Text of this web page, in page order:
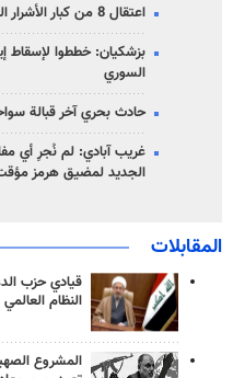
اعتقال 8 من كبار الأشرار المسلحين ومنتسبي الجماعات الإرهابية
السوري
حادث بحري آخر قبالة
غريب آبادي: لم نُجرِ أي
الجديد لمضيق هرمز
المقابلات
قيادي حزب
النظام
المشروع